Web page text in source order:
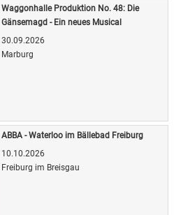
Waggonhalle Produktion No. 48: Die
Gänsemagd - Ein neues Musical
30.09.2026
Marburg
ABBA - Waterloo im Bällebad Freiburg
10.10.2026
Freiburg im Breisgau